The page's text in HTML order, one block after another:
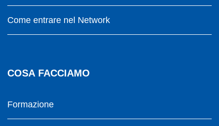
Come entrare nel Network
COSA FACCIAMO
Formazione